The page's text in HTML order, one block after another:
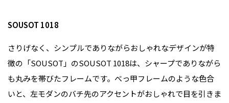
SOUSOT 1018
さりげなく、シンプルでありながらおしゃれなデザインが特
徴の「SOUSOT」のSOUSOT 1018は、シャープでありながら
も丸みを帯びたフレームです。べっ甲フレームのような色合
いと、左モダンのバチ先のアクセントがおしゃれで目を引きま